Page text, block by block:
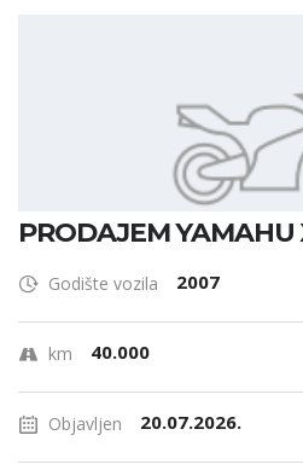
PRODAJEM YAMAHU
Godište vozila 2007
km 40.000
Objavljen 20.07.2026.